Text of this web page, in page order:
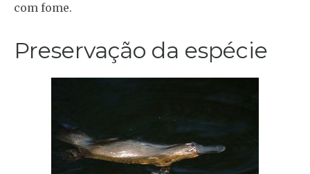
com fome.
Preservação da espécie